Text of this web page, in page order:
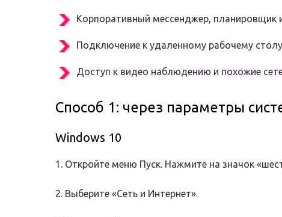
Корпоративный мессенджер, планировщик
Подключение к удаленному рабочему
Доступ к видео наблюдению и похожие
Способ 1: через параметры
Windows 10
1. Откройте меню Пуск. Нажмите на значок
2. Выберите «Сеть и Интернет».